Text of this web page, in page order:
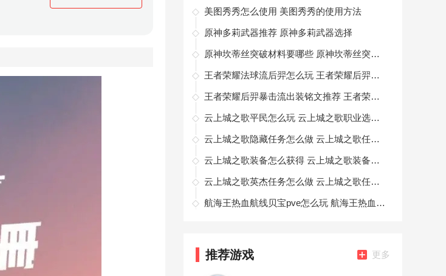
美图秀秀怎么使用 美图秀秀的使用方法
原神多莉武器推荐 原神多莉武器选择
原神坎蒂丝突破材料要哪些 原神坎蒂丝突破材料汇总
王者荣耀法球流后羿怎么玩 王者荣耀后羿法球流出装铭文推荐
王者荣耀后羿暴击流出装铭文推荐 王者荣耀后羿暴击流新玩法
云上城之歌平民怎么玩 云上城之歌职业选择攻略
云上城之歌隐藏任务怎么做 云上城之歌任务完成攻略
云上城之歌装备怎么获得 云上城之歌装备获取攻略
云上城之歌英杰任务怎么做 云上城之歌任务完成攻略
航海王热血航线贝宝pve怎么玩 航海王热血航线角色技能连招攻略
推荐游戏 更多